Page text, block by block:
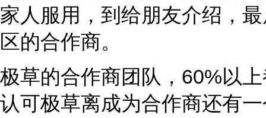
家人服用，到给朋友介绍，
区的合作商。
极草的合作商团队，60%以
认可极草离成为合作商还有